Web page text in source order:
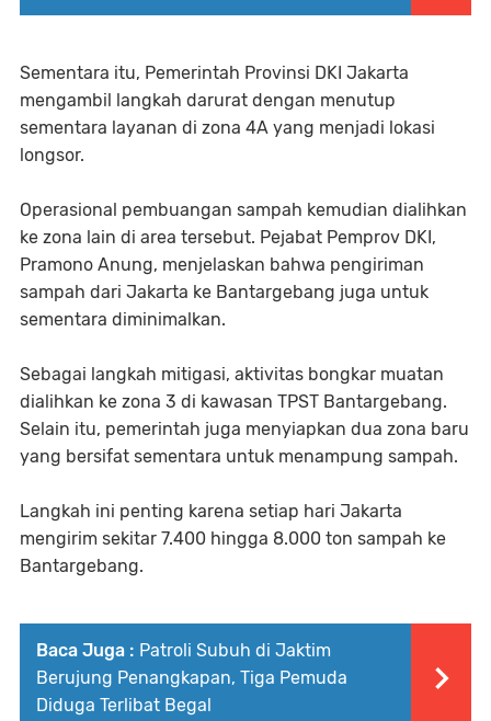
Sementara itu, Pemerintah Provinsi DKI Jakarta
mengambil langkah darurat dengan menutup
sementara layanan di zona 4A yang menjadi lokasi
longsor.
Operasional pembuangan sampah kemudian dialihkan
ke zona lain di area tersebut. Pejabat Pemprov DKI,
Pramono Anung, menjelaskan bahwa pengiriman
sampah dari Jakarta ke Bantargebang juga untuk
sementara diminimalkan.
Sebagai langkah mitigasi, aktivitas bongkar muatan
dialihkan ke zona 3 di kawasan TPST Bantargebang.
Selain itu, pemerintah juga menyiapkan dua zona baru
yang bersifat sementara untuk menampung sampah.
Langkah ini penting karena setiap hari Jakarta
mengirim sekitar 7.400 hingga 8.000 ton sampah ke
Bantargebang.
Baca Juga : Patroli Subuh di Jaktim
Berujung Penangkapan, Tiga Pemuda
Diduga Terlibat Begal